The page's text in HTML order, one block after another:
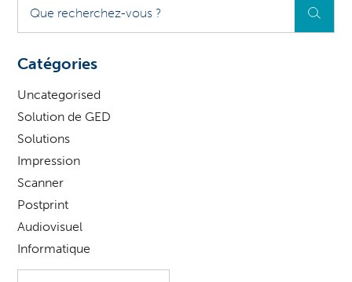
recherchez-
vous
Catégories
Uncategorised
Solution de GED
Solutions
Impression
Scanner
Postprint
Audiovisuel
Informatique